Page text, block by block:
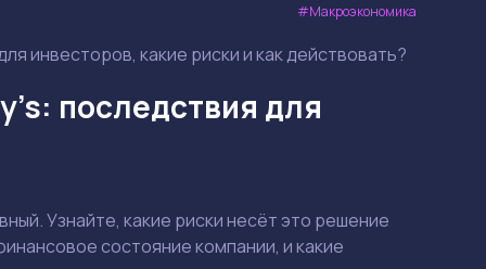
Макроэкономика
инвесторов, какие риски и как действовать?
последствия для
Узнайте, какие риски несёт это решение
состояние компании, и какие